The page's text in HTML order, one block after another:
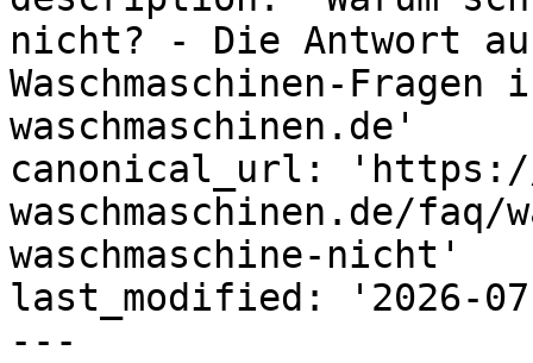
nicht? - Die Antwort
Waschmaschinen-
waschmaschinen.de'
canonical_url: 'https://
waschmaschinen.de/faq/
waschmaschine-nicht'
last_modified: '2026-
---